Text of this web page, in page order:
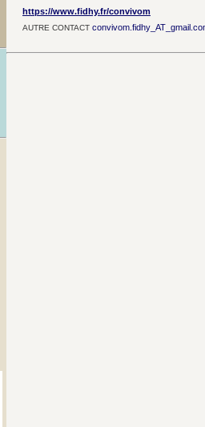
https://www.fidhy.fr/convivom
AUTRE CONTACT